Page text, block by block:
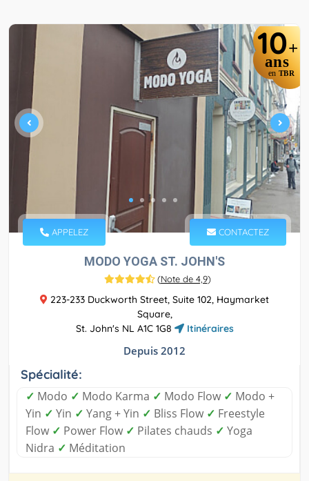
10+
ans
en TBR
APPELEZ CONTACTEZ
MODO YOGA ST. JOHN'S
(Note de 4,9)
223-233 Duckworth Street, Suite 102, Haymarket
Square,
St. John's NL A1C 1G8
Itinéraires
Depuis 2012
Spécialité:
✓ Modo ✓ Modo Karma ✓ Modo Flow ✓ Modo +
Yin ✓ Yin ✓ Yang + Yin ✓ Bliss Flow ✓ Freestyle
Flow ✓ Power Flow ✓ Pilates chauds ✓ Yoga
Nidra ✓ Méditation